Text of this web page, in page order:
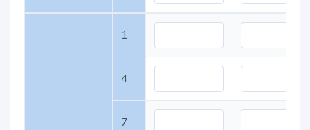
1
4
7